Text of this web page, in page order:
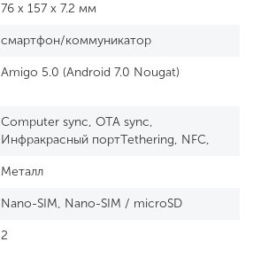
76 x 157 x 7.2 мм
смартфон/коммуникатор
Amigo 5.0 (Android 7.0 Nougat)
Computer sync, OTA sync,
Инфракрасный портTethering, NFC,
Металл
Nano-SIM, Nano-SIM / microSD
2